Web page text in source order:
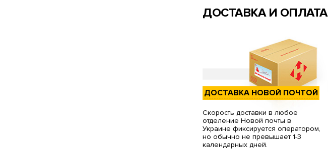
ДОСТАВКА И ОПЛАТА
ДОСТАВКА НОВОЙ ПОЧТОЙ
Скорость доставки в любое
отделение Новой почты в
Украине фиксируется оператором,
но обычно не превышает 1-3
календарных дней.